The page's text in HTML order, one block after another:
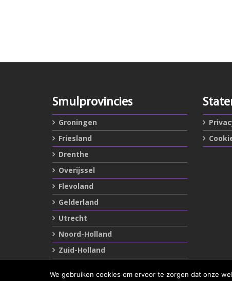
Smulprovincies
Groningen
Friesland
Drenthe
Overijssel
Flevoland
Gelderland
Utrecht
Noord-Holland
Zuid-Holland
We gebruiken cookies om ervoor te zorgen dat onze